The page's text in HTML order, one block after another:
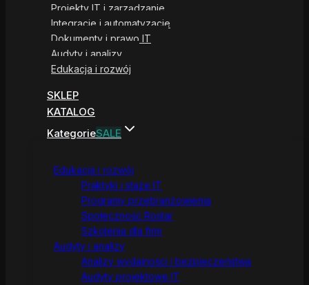
Projekty IT i zarządzanie
Integracje i automatyzacje
Dokumenty i prawo IT
Audyty i analizy
Edukacja i rozwój
SKLEP
KATALOG
KategorieSALE
Edukacja i rozwój
Praktyki i staże IT
Programy przebranżowienia
Społeczność Rostar
Szkolenia dla firm
Audyty i analizy
Analizy wydajności i bezpieczeństwa
Audyty projektowe IT